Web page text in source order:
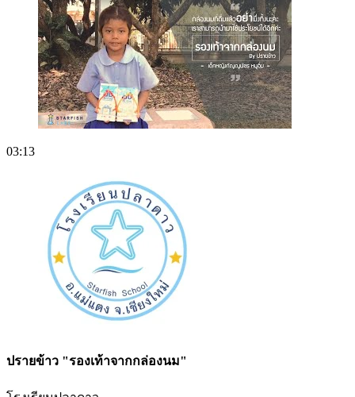
03:13
ปรายข้าว "รองเท้าจากกล่องนม"